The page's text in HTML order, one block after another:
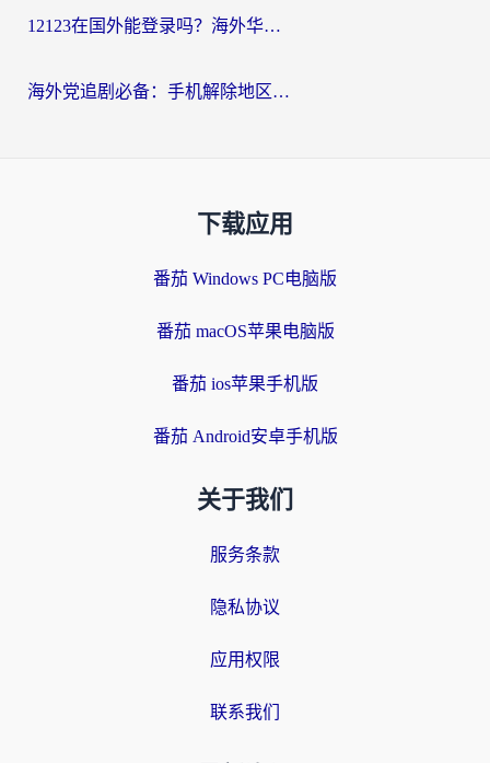
12123在国外能登录吗？海外华人必看的回国加速实用指南
海外党追剧必备：手机解除地区限制app怎么选？解决央视视频&国内剧地区限制全指南
下载应用
番茄 Windows PC电脑版
番茄 macOS苹果电脑版
番茄 ios苹果手机版
番茄 Android安卓手机版
关于我们
服务条款
隐私协议
应用权限
联系我们